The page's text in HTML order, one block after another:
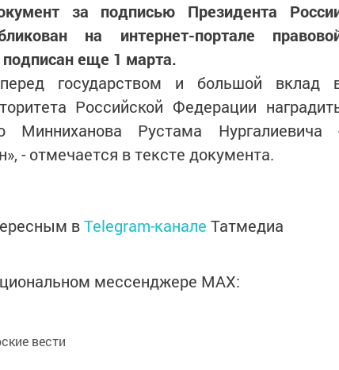
за подписью Президента
на интернет-портале
еще 1 марта.
государством и большой вклад
Российской Федерации
Минниханова Рустама Нургалиевича
- отмечается в тексте документа.
вTelegram-канале Татмедиа
мессенджере MАХ:
вести